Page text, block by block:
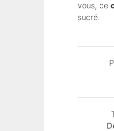
vous, ce
sucré.